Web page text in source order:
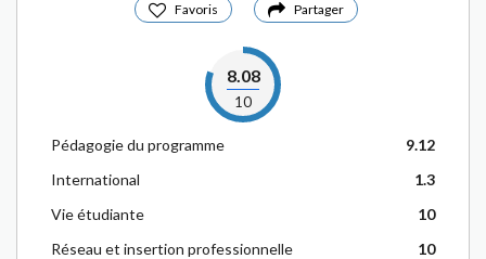
Favoris Partager
8.08
10
Pédagogie du programme
9.12
International
1.3
Vie étudiante
10
Réseau et insertion professionnelle
10